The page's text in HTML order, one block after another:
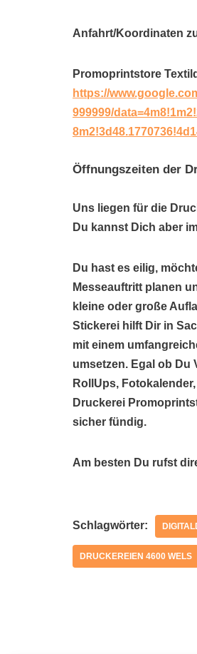
Anfahrt/Koordinaten
Promoprintstore
https://
999999/
Öffnungszeiten der
Uns liegen für die
Du kannst Dich aber
Du hast es eilig,
Messeauftritt planen
kleine oder große
Stickerei hilft Dir in
mit einem
umsetzen. Egal ob Du
RollUps,
Druckerei
sicher fündig.
Am besten Du rufst
Schlagwörter:
DRUCKEREIEN 4600 WELS